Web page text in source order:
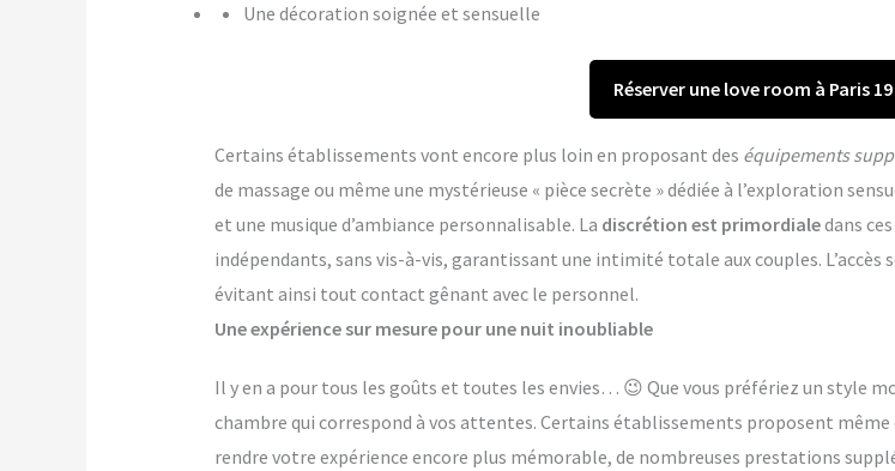
Une décoration soignée et sensuelle
Réserver une love room à Paris
Certains établissements vont encore plus loin en proposant des équipements
de massage ou même une mystérieuse « pièce secrète » dédiée à l’exploration
et une musique d’ambiance personnalisable. La discrétion est primordialedans
indépendants, sans vis-à-vis, garantissant une intimité totale aux couples. L’accès
évitant ainsi tout contact gênant avec le personnel.
Une expérience sur mesure pour une nuit inoubliable
Il y en a pour tous les goûts et toutes les envies… 😉 Que vous préfériez un style
chambre qui correspond à vos attentes. Certains établissements proposent même
rendre votre expérience encore plus mémorable, de nombreuses prestations